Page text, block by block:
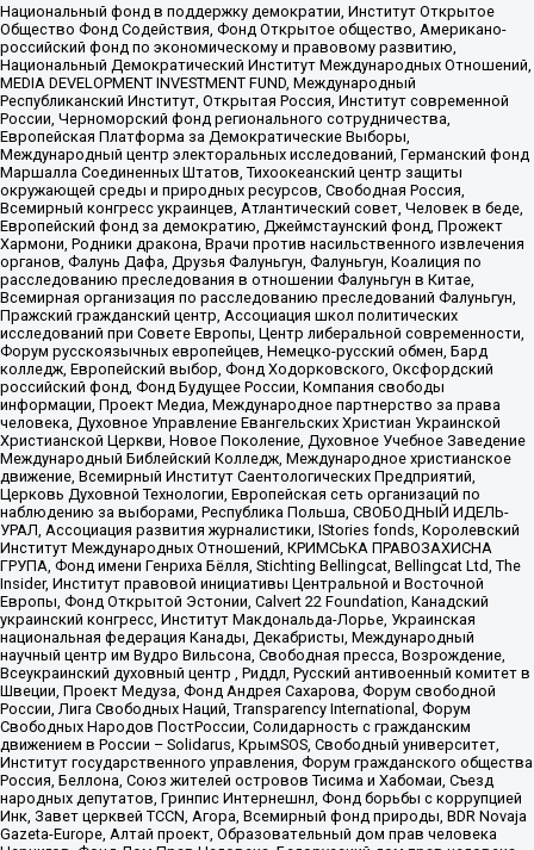
Национальный фонд в поддержку демократии, Институт Открытое
Общество Фонд Содействия, Фонд Открытое общество, Американо-
российский фонд по экономическому и правовому развитию,
Национальный Демократический Институт Международных Отношений,
MEDIA DEVELOPMENT INVESTMENT FUND, Международный
Республиканский Институт, Открытая Россия, Институт современной
России, Черноморский фонд регионального сотрудничества,
Европейская Платформа за Демократические Выборы,
Международный центр электоральных исследований, Германский фонд
Маршалла Соединенных Штатов, Тихоокеанский центр защиты
окружающей среды и природных ресурсов, Свободная Россия,
Всемирный конгресс украинцев, Атлантический совет, Человек в беде,
Европейский фонд за демократию, Джеймстаунский фонд, Прожект
Хармони, Родники дракона, Врачи против насильственного извлечения
органов, Фалунь Дафа, Друзья Фалуньгун, Фалуньгун, Коалиция по
расследованию преследования в отношении Фалуньгун в Китае,
Всемирная организация по расследованию преследований Фалуньгун,
Пражский гражданский центр, Ассоциация школ политических
исследований при Совете Европы, Центр либеральной современности,
Форум русскоязычных европейцев, Немецко-русский обмен, Бард
колледж, Европейский выбор, Фонд Ходорковского, Оксфордский
российский фонд, Фонд Будущее России, Компания свободы
информации, Проект Медиа, Международное партнерство за права
человека, Духовное Управление Евангельских Христиан Украинской
Христианской Церкви, Новое Поколение, Духовное Учебное Заведение
Международный Библейский Колледж, Международное христианское
движение, Всемирный Институт Саентологических Предприятий,
Церковь Духовной Технологии, Европейская сеть организаций по
наблюдению за выборами, Республика Польша, СВОБОДНЫЙ ИДЕЛЬ-
УРАЛ, Ассоциация развития журналистики, IStories fonds, Королевский
Институт Международных Отношений, КРИМСЬКА ПРАВОЗАХИСНА
ГРУПА, Фонд имени Генриха Бёлля, Stichting Bellingcat, Bellingcat Ltd, The
Insider, Институт правовой инициативы Центральной и Восточной
Европы, Фонд Открытой Эстонии, Calvert 22 Foundation, Канадский
украинский конгресс, Институт Макдональда-Лорье, Украинская
национальная федерация Канады, Декабристы, Международный
научный центр им Вудро Вильсона, Свободная пресса, Возрождение,
Всеукраинский духовный центр , Риддл, Русский антивоенный комитет в
Швеции, Проект Медуза, Фонд Андрея Сахарова, Форум свободной
России, Лига Свободных Наций, Transparеncy International, Форум
Свободных Народов ПостРоссии, Солидарность с гражданским
движением в России – Solidarus, КрымSOS, Свободный университет,
Институт государственного управления, Форум гражданского общества
Россия, Беллона, Союз жителей островов Тисима и Хабомаи, Съезд
народных депутатов, Гринпис Интернешнл, Фонд борьбы с коррупцией
Инк, Завет церквей TCCN, Агора, Всемирный фонд природы, BDR Novaja
Gazeta-Europe, Алтай проект, Образовательный дом прав человека